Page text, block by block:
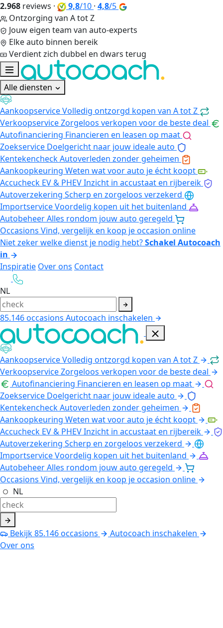
2.968 reviews · 9,8/10 · 4,8/5
Ontzorging van A tot Z
Jouw eigen team van auto-experts
Elke auto binnen bereik
Verdient zich dubbel en dwars terug
Alle diensten
AankoopserviceVolledig ontzorgd kopen van A tot Z
VerkoopserviceZorgeloos verkopen voor de beste deal
Autofinanciering Financieren en leasen op maat
Zoekservice Doelgericht naar jouw ideale auto
KentekencheckAutoverleden zonder geheimen
Aankoopkeuring Weten wat voor auto je écht koopt
Accucheck EV & PHEVInzicht in accustaat en rijbereik
Autoverzekering Scherp en zorgeloos verzekerd
ImportserviceVoordelig kopen uit het buitenland
AutobeheerAlles rondom jouw auto geregeld
Occasions Vind, vergelijk en koop je occasion online
Niet zeker welke dienst je nodig hebt?Schakel Autocoach
in
Inspiratie Over ons Contact
NL
85.146occasions Autocoach inschakelen
AankoopserviceVolledig ontzorgd kopen van A tot Z
VerkoopserviceZorgeloos verkopen voor de beste deal
Autofinanciering Financieren en leasen op maat
Zoekservice Doelgericht naar jouw ideale auto
KentekencheckAutoverleden zonder geheimen
Aankoopkeuring Weten wat voor auto je écht koopt
Accucheck EV & PHEVInzicht in accustaat en rijbereik
Autoverzekering Scherp en zorgeloos verzekerd
ImportserviceVoordelig kopen uit het buitenland
AutobeheerAlles rondom jouw auto geregeld
Occasions Vind, vergelijk en koop je occasion online
NL
Bekijk85.146occasions
Autocoach inschakelen
Over ons